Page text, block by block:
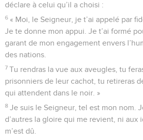
déclare à celui qu’il a choisi :
6 « Moi, le Seigneur, je t’ai appelé par
Je te donne mon appui. Je t’ai formé
garant de mon engagement envers
des nations.
7 Tu rendras la vue aux aveugles, tu
prisonniers de leur cachot, tu retireras
qui attendent dans le noir. »
8 Je suis le Seigneur, tel est mon nom.
d’autres la gloire qui me revient, ni aux
m’est dû.